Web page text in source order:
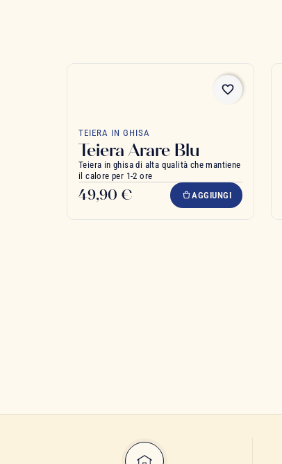
favorite_border
TEIERA IN GHISA
Teiera Arare Blu
Teiera in ghisa di alta qualità che mantiene
il calore per 1-2 ore
49,90 € AGGIUNGI